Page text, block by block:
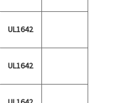
UL1642
UL1642